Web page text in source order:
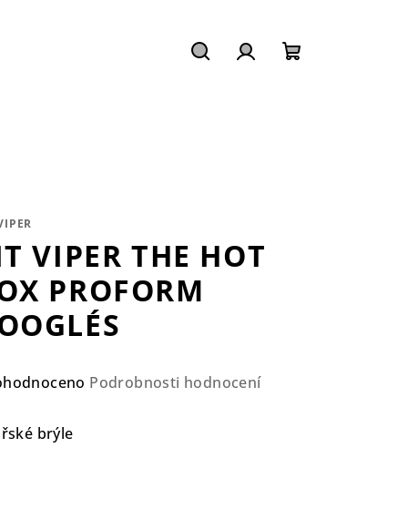
VIPER THE HOT
PROFORM
Podrobnosti hodnocení
brýle